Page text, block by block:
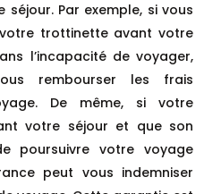
Par exemple, si vous
trottinette avant votre
l’incapacité de voyager,
rembourser les frais
De même, si votre
votre séjour et que son
poursuivre votre voyage
peut vous indemniser